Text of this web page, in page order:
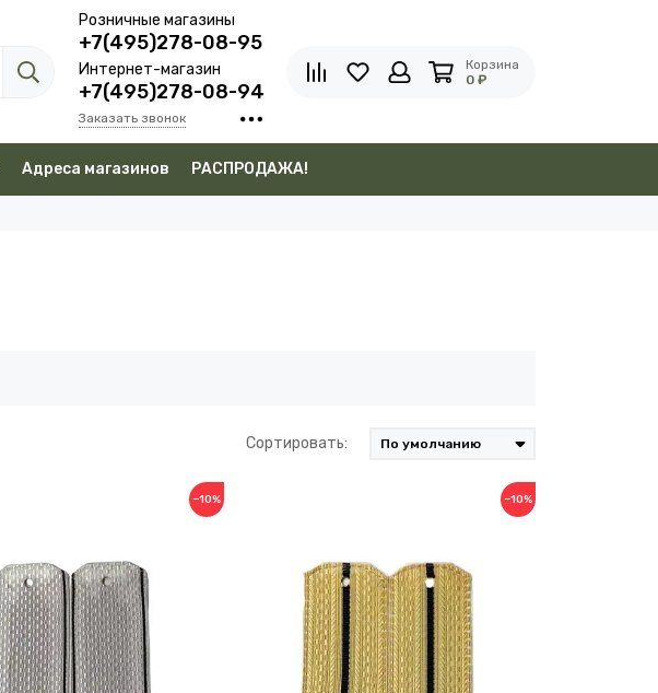
Розничные магазины
+7(495)278-08-95
Интернет-магазин
+7(495)278-08-94
Заказать звонок
Корзина
0 ₽
Адреса магазинов РАСПРОДАЖА!
Сортировать:
−10% −10%